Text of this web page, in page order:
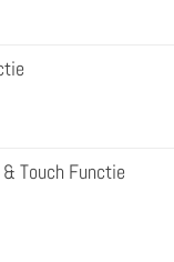
Touch Functie